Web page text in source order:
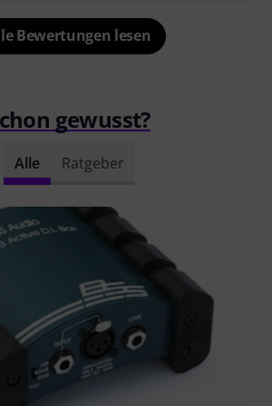
Bewertungen lesen
gewusst?
Alle Ratgeber